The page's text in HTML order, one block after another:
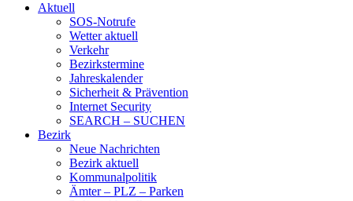
Aktuell
SOS-Notrufe
Wetter aktuell
Verkehr
Bezirkstermine
Jahreskalender
Sicherheit & Prävention
Internet Security
SEARCH – SUCHEN
Bezirk
Neue Nachrichten
Bezirk aktuell
Kommunalpolitik
Ämter – PLZ – Parken